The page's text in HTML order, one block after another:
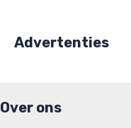
Advertenties
Over ons